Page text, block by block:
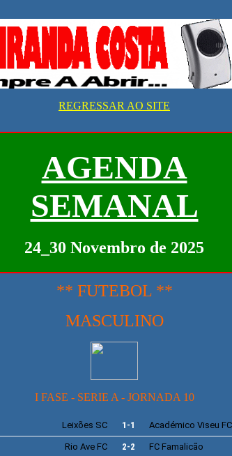
REGRESSAR AO SITE
AGENDA
SEMANAL
24_30 Novembro de 2025
** FUTEBOL **
MASCULINO
I FASE - SERIE A - JORNADA 10
Leixões SC 1-1 Académico Viseu FC
Rio Ave FC 2-2
FC Famalicão